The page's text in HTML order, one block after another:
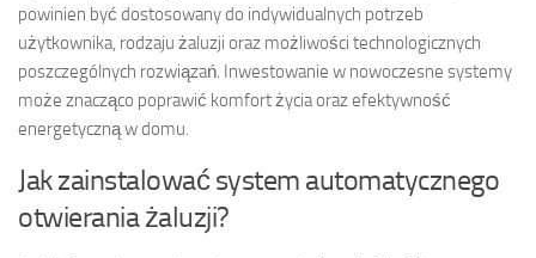
powinien być dostosowany do indywidualnych potrzeb
użytkownika, rodzaju żaluzji oraz możliwości technologicznych
poszczególnych rozwiązań. Inwestowanie w nowoczesne systemy
może znacząco poprawić komfort życia oraz efektywność
energetyczną w domu.
Jak zainstalować system automatycznego
otwierania żaluzji?